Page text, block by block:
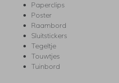
Paperclips
Poster
Raambord
Sluitstickers
Tegeltje
Touwtjes
Tuinbord